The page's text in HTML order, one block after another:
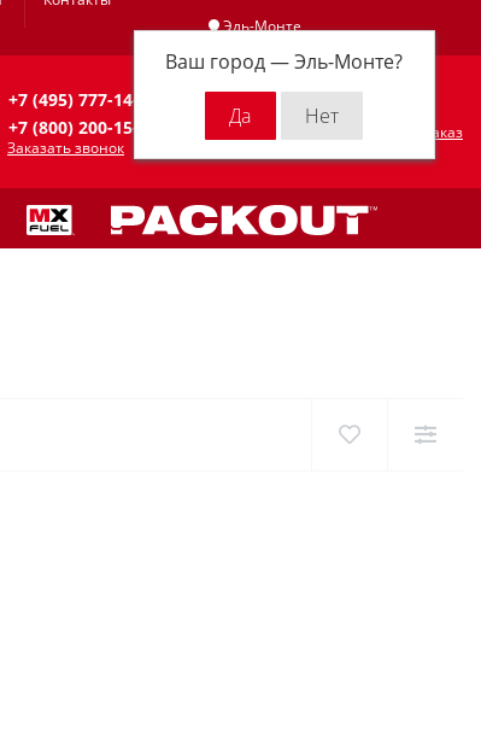
Эль-Монте
Ваш город —Эль-Монте?
Личный кабинет
+7 (495) 777-14-94
+7 (800) 200-15-94
Заказать звонок
Оформить заказ